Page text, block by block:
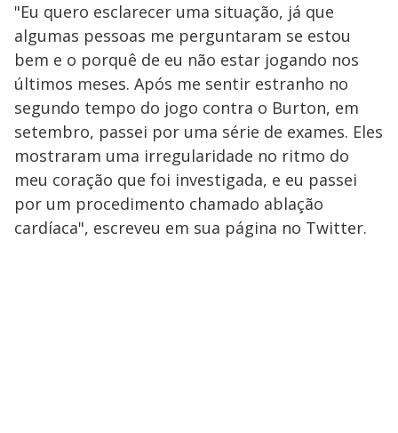
"Eu quero esclarecer uma situação, já que
algumas pessoas me perguntaram se estou
bem e o porquê de eu não estar jogando nos
últimos meses. Após me sentir estranho no
segundo tempo do jogo contra o Burton, em
setembro, passei por uma série de exames. Eles
mostraram uma irregularidade no ritmo do
meu coração que foi investigada, e eu passei
por um procedimento chamado ablação
cardíaca", escreveu em sua página no Twitter.